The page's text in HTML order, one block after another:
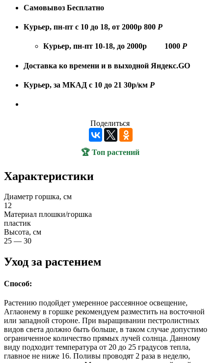
Самовывоз Бесплатно
Курьер, пн-пт с 10 до 18, от 2000р 800 Р
Курьер, пн-пт 10-18, до 2000р 1000 Р
Доставка ко времени и в выходной Яндекс.GO
Курьер, за МКАД с 10 до 21 30р/км Р
Поделиться
🏆 Топ растений
Характеристики
Диаметр горшка, см
12
Материал плошки/горшка
пластик
Высота, см
25 — 30
Уход за растением
Способ:
Растению подойдет умеренное рассеянное освещение,
Аглаонему в горшке рекомендуем разместить на восточной
или западной стороне. При выращивании пестролистных
видов света должно быть больше, в таком случае допустимо
ограниченное количество прямых лучей солнца. Данному
виду подходит температура от 20 до 25 градусов тепла,
главное не ниже 16. Поливы проводят 2 раза в неделю,